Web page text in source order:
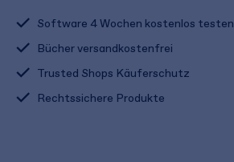
Software 4 Wochen kostenlos testen
Bücher versandkostenfrei
Trusted Shops Käuferschutz
Rechtssichere Produkte